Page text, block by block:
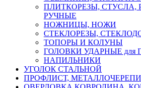
ПЛИТКОРЕЗЫ, СТУСЛА,
РУЧНЫЕ
НОЖНИЦЫ, НОЖИ
СТЕКЛОРЕЗЫ,
ТОПОРЫ И КОЛУНЫ
ГОЛОВКИ УДАРНЫЕ для
НАПИЛЬНИКИ
УГОЛОК СТАЛЬНОЙ
ПРОФЛИСТ,